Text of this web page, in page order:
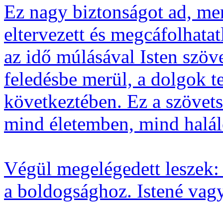
Ez nagy biztonságot ad,
eltervezett és
az idő múlásával Isten
feledésbe merül, a dolgok
következtében. Ez a
mind életemben, mind
Végül megelégedett
a boldogsághoz. Istené